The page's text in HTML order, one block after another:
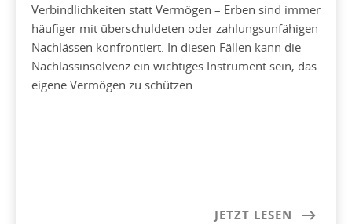
Verbindlichkeiten statt Vermögen – Erben sind immer
häufiger mit überschuldeten oder zahlungsunfähigen
Nachlässen konfrontiert. In diesen Fällen kann die
Nachlassinsolvenz ein wichtiges Instrument sein, das
eigene Vermögen zu schützen.
JETZT LESEN